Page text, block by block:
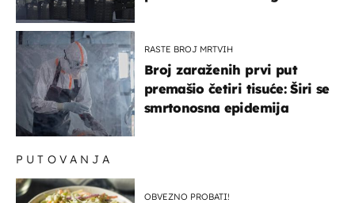
RASTE BROJ MRTVIH
Broj zaraženih prvi put
premašio četiri tisuće: Širi se
smrtonosna epidemija
PUTOVANJA
OBVEZNO PROBATI!